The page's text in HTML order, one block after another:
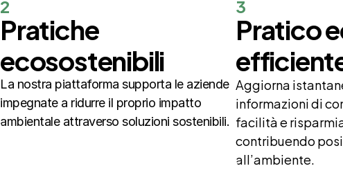
2
Pratiche
ecosostenibili
La nostra piattaforma supporta le aziende
impegnate a ridurre il proprio impatto
ambientale attraverso soluzioni sostenibili.
3
Pratico
Aggiorna
informazioni di
facilità e
contribuendo
all’ambiente.